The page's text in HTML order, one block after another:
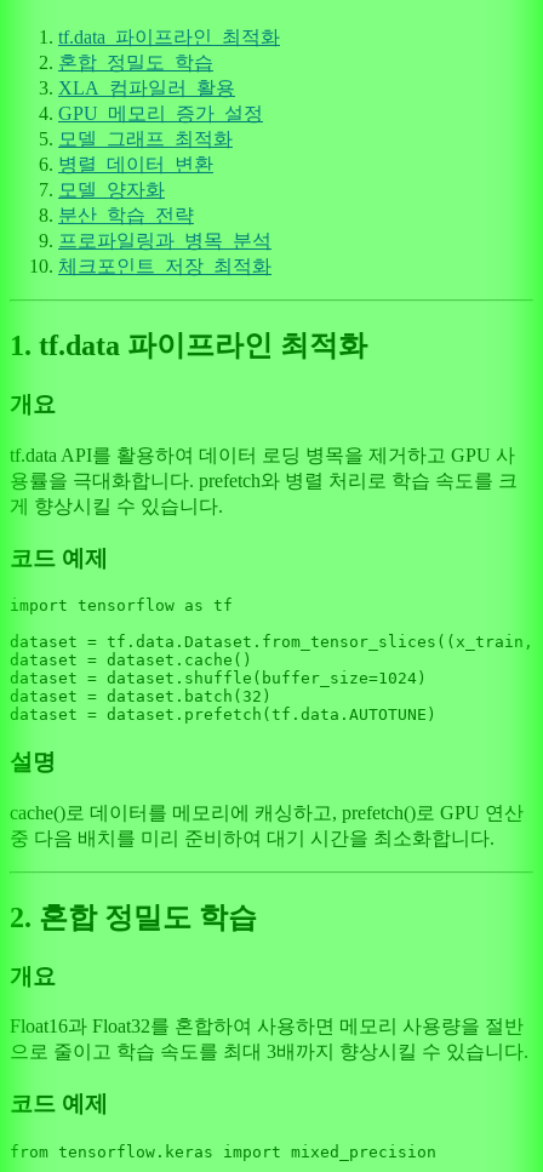
tf.data_파이프라인_최적화
혼합_정밀도_학습
XLA_컴파일러_활용
GPU_메모리_증가_설정
모델_그래프_최적화
병렬_데이터_변환
모델_양자화
분산_학습_전략
프로파일링과_병목_분석
체크포인트_저장_최적화
1. tf.data 파이프라인 최적화
개요
tf.data API를 활용하여 데이터 로딩 병목을 제거하고 GPU 사
용률을 극대화합니다. prefetch와 병렬 처리로 학습 속도를 크
게 향상시킬 수 있습니다.
코드 예제
import tensorflow as tf
dataset =
dataset = dataset.cache()
dataset = dataset.shuffle(buffer_size=1024 )
dataset = dataset.batch( 32 )
설명
cache()로 데이터를 메모리에 캐싱하고, prefetch()로 GPU 연산
중 다음 배치를 미리 준비하여 대기 시간을 최소화합니다.
2. 혼합 정밀도 학습
개요
Float16과 Float32를 혼합하여 사용하면 메모리 사용량을 절반
으로 줄이고 학습 속도를 최대 3배까지 향상시킬 수 있습니다.
코드 예제
from tensorflow.keras import mixed_precision